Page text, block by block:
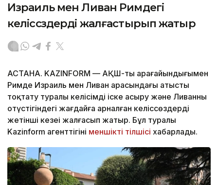
Израиль мен Ливан Римдегі
келіссөздерді жалғастырып жатыр
АСТАНА. KAZINFORM — АҚШ-тың арағайындығымен
Римде Израиль мен Ливан арасындағы атысты
тоқтату туралы келісімді іске асыру және Ливанның
оңтүстігіндегі жағдайға арналған келіссөздердің
жетінші кезеңі жалғасып жатыр. Бұл туралы
Kazinform агенттігінің меншікті тілшісі хабарлады.